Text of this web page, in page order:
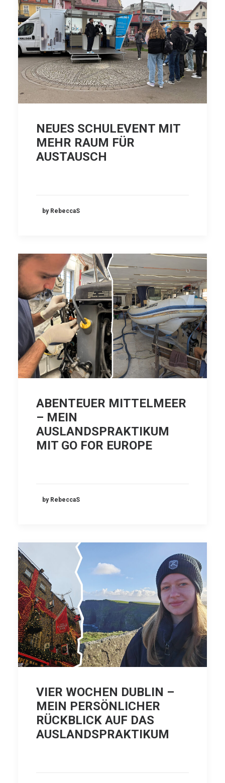
NEUES SCHULEVENT MIT
MEHR RAUM FÜR
AUSTAUSCH
by RebeccaS
ABENTEUER MITTELMEER
– MEIN
AUSLANDSPRAKTIKUM
MIT GO FOR EUROPE
by RebeccaS
VIER WOCHEN DUBLIN –
MEIN PERSÖNLICHER
RÜCKBLICK AUF DAS
AUSLANDSPRAKTIKUM